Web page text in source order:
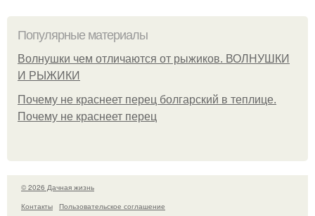
Популярные материалы
Волнушки чем отличаются от рыжиков. ВОЛНУШКИ
И РЫЖИКИ
Почему не краснеет перец болгарский в теплице.
Почему не краснеет перец
© 2026 Дачная жизнь
Контакты
Пользовательское соглашение